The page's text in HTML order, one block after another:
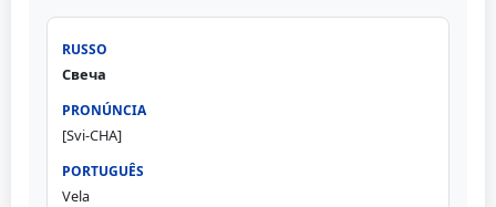
Свеча
[Svi-CHA]
Vela